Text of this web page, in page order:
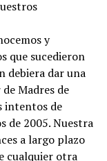
y
que sucedieron
debiera dar una
Madres de
intentos de
de 2005. Nuestra
a largo plazo
cualquier otra